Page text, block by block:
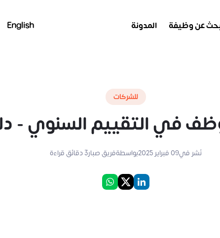
عن وظيفة المدونة English
للشركات
في التقييم السنوي -
نُشر في09 فبراير 2025 بواسطةفريق صبار3دقائق قراءة